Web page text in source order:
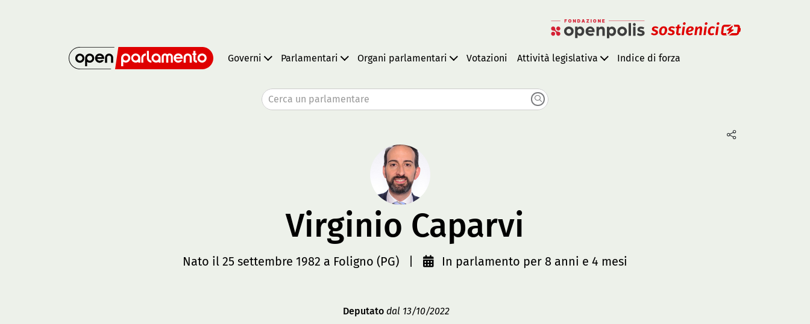
Governi Parlamentari Organi parlamentari Votazioni Attività legislativa Indice di forza
Cerca un parlamentare
Virginio Caparvi
Nato il 25 settembre 1982 a Foligno (PG) In parlamento per 8 anni e 4 mesi
Deputatodal 13/10/2022